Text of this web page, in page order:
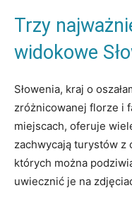
Trzy
widokowe
Słowenia,‌ kraj o
zróżnicowanej florze i
⁢miejscach, oferuje
zachwycają turystów z
których można
uwiecznić ​je na